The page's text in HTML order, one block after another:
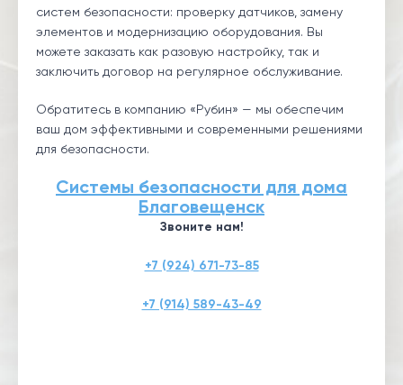
систем безопасности: проверку датчиков, замену
элементов и модернизацию оборудования. Вы
можете заказать как разовую настройку, так и
заключить договор на регулярное обслуживание.
Обратитесь в компанию «Рубин» — мы обеспечим
ваш дом эффективными и современными решениями
для безопасности.
Системы безопасности для дома
Благовещенск
Звоните нам!
+7 (924) 671-73-85
+7 (914) 589-43-49